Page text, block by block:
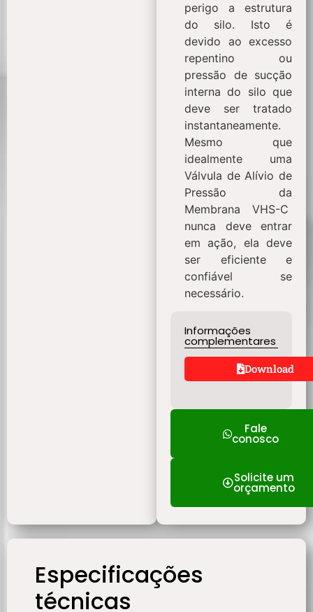
perigo a estrutura
do silo. Isto é
devido ao excesso
repentino ou
pressão de sucção
interna do silo que
deve ser tratado
instantaneamente.
Mesmo que
idealmente uma
Válvula de Alívio de
Pressão da
Membrana VHS-C
nunca deve entrar
em ação, ela deve
ser eficiente e
confiável se
necessário.
Informações
complementares
Download
Fale
conosco
Solicite um
orçamento
Especificações
técnicas